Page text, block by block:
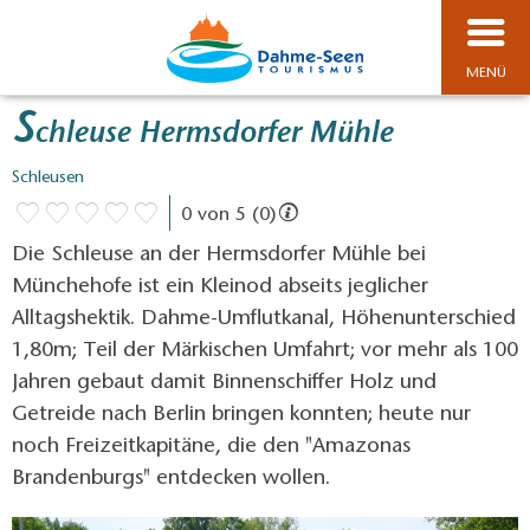
MENÜ
Schleuse Hermsdorfer Mühle
Schleusen
0 von 5 (0)
Die Schleuse an der Hermsdorfer Mühle bei
Münchehofe ist ein Kleinod abseits jeglicher
Alltagshektik. Dahme-Umflutkanal, Höhenunterschied
1,80m; Teil der Märkischen Umfahrt; vor mehr als 100
Jahren gebaut damit Binnenschiffer Holz und
Getreide nach Berlin bringen konnten; heute nur
noch Freizeitkapitäne, die den "Amazonas
Brandenburgs" entdecken wollen.